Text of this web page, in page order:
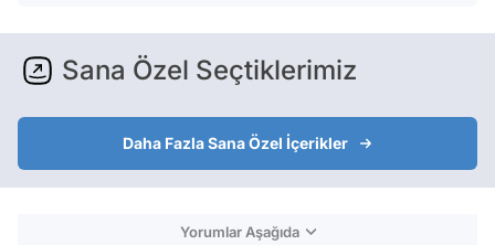
Sana Özel Seçtiklerimiz
Daha Fazla Sana Özel İçerikler
Yorumlar Aşağıda